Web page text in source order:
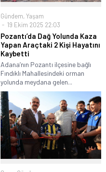
Gündem, Yaşam
19 Ekim 2025 22:03
Pozantı’da Dağ Yolunda Kaza
Yapan Araçtaki 2 Kişi Hayatını
Kaybetti
Adana’nın Pozantı ilçesine bağlı
Fındıklı Mahallesindeki orman
yolunda meydana gelen...